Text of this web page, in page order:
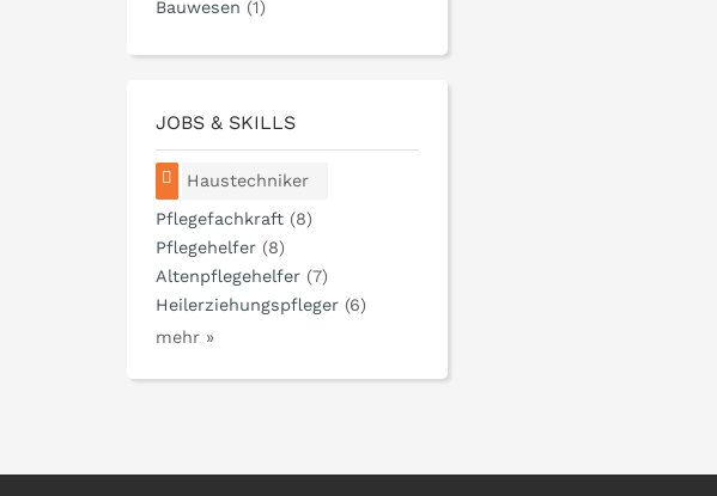
Bauwesen (1)
JOBS & SKILLS
Haustechniker
Pflegefachkraft (8)
Pflegehelfer (8)
Altenpflegehelfer (7)
Heilerziehungspfleger (6)
mehr »